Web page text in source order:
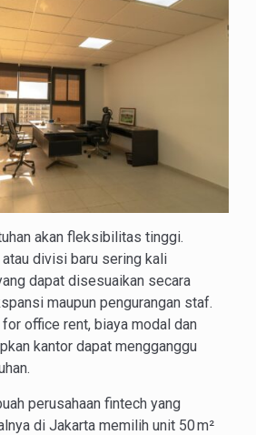
akan fleksibilitas tinggi.
divisi baru sering kali
dapat disesuaikan secara
maupun pengurangan staf.
office rent, biaya modal dan
kantor dapat mengganggu
perusahaan fintech yang
di Jakarta memilih unit 50 m²